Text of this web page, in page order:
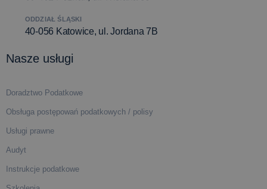
ODDZIAŁ ŚLĄSKI
40-056 Katowice, ul. Jordana 7B
Nasze usługi
Doradztwo Podatkowe
Obsługa postępowań podatkowych / polisy
Usługi prawne
Audyt
Instrukcje podatkowe